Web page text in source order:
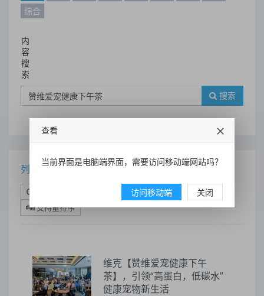
综合
内
容
搜
索
搜索
列表
评论排序
评分排序
支持量排序
维克【赞维爱宠健康下午
茶】，引领“高蛋白，低碳水”
健康宠物新生活
查看
当前界面是电脑端界面，需要访问移动端网站吗？
访问移动端 关闭